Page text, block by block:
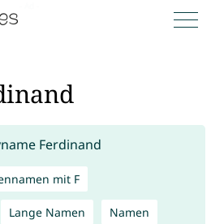
mit F
Lange Namen Namen